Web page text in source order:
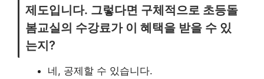
제도입니다. 그렇다면 구체적으로 초등돌
봄교실의 수강료가 이 혜택을 받을 수 있
는지?
네, 공제할 수 있습니다.